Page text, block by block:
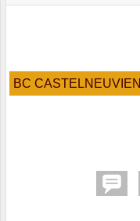
BC CASTELNEUVIEN